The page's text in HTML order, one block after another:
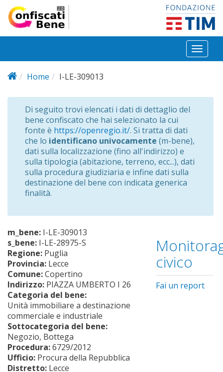
Salta al contenuto principale
Toggle
Home
I-LE-309013
Di seguito trovi elencati i dati di dettaglio del
bene confiscato che hai selezionato la cui
fonte è https://openregio.it/. Si tratta di dati
che lo identificano univocamente (m-bene),
dati sulla localizzazione (fino all'indirizzo) e
sulla tipologia (abitazione, terreno, ecc...), dati
sulla procedura giudiziaria e infine dati sulla
destinazione del bene con indicata generica
finalità.
m_bene: I-LE-309013
s_bene: I-LE-28975-S
Regione: Puglia
Provincia: Lecce
Comune:Copertino
Indirizzo: PIAZZA UMBERTO I 26
Categoria del bene:
Unità immobiliare a destinazione
commerciale e industriale
Sottocategoria del bene:
Negozio, Bottega
Procedura:6729/2012
Ufficio: Procura della Repubblica
Distretto: Lecce
civico
Fai un report